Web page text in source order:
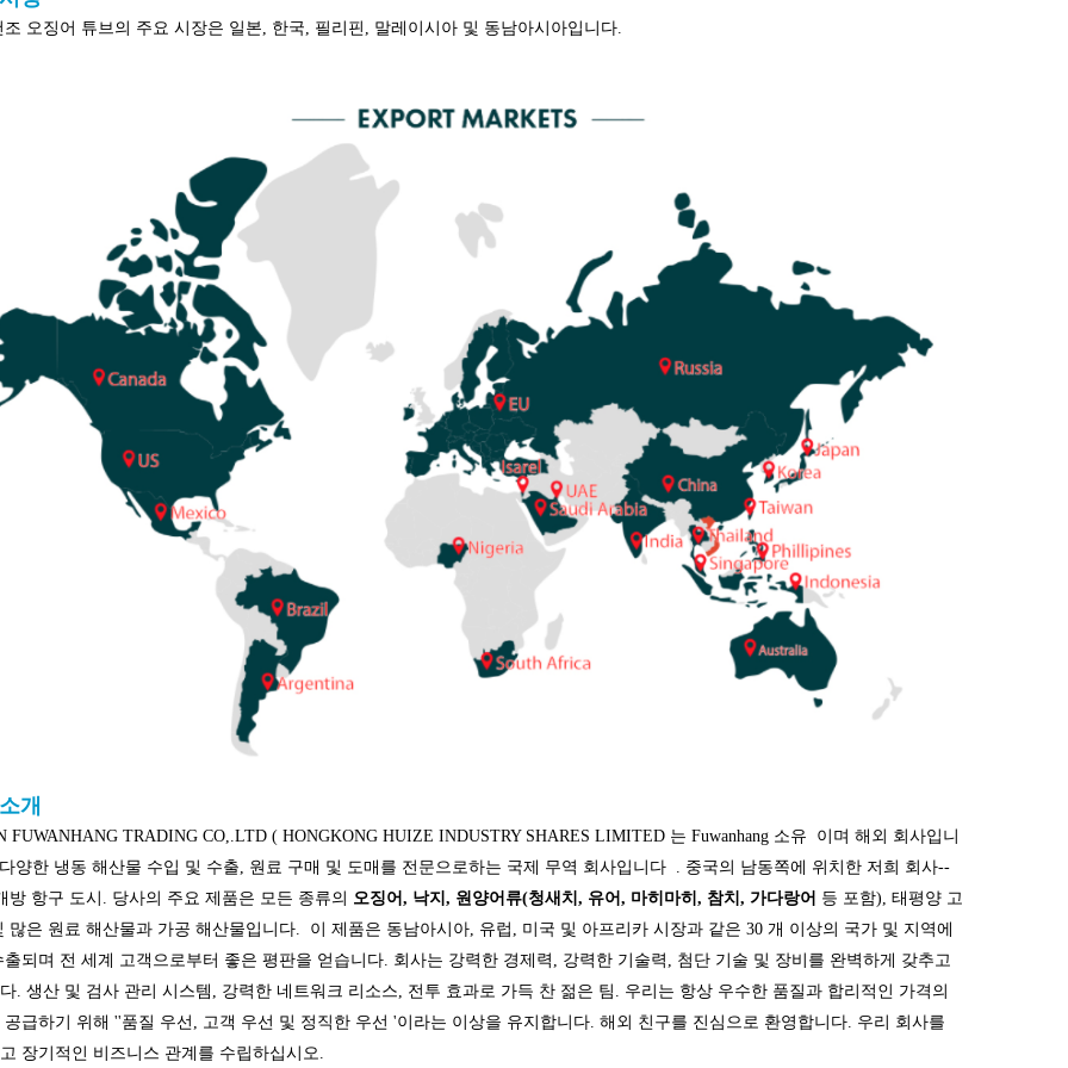
조 오징어 튜브의 주요 시장은 일본, 한국, 필리핀, 말레이시아 및 동남아시아입니다.
개
FUWANHANG TRADING CO,.LTD (HONGKONG HUIZE INDUSTRY SHARES LIMITED 는 Fuwanhang 소유
이며 해외 회사입니
양한 냉동 해산물 수입 및 수출, 원료 구매 및 도매를 전문으로하는 국제 무역 회사입니다 . 중국의 남동쪽에 위치한 저희 회사--
방 항구 도시. 당사의 주요 제품은 모든 종류의 오징어, 낙지, 원양어류(청새치, 유어, 마히마히, 참치, 가다랑어 등 포함), 태평양 고
많은 원료 해산물과 가공 해산물입니다.
이 제품은 동남아시아, 유럽, 미국 및 아프리카 시장과 같은 30 개 이상의 국가 및 지역에
출되며 전 세계 고객으로부터 좋은 평판을 얻습니다. 회사는 강력한 경제력, 강력한 기술력, 첨단 기술 및 장비를 완벽하게 갖추고
. 생산 및 검사 관리 시스템, 강력한 네트워크 리소스, 전투 효과로 가득 찬 젊은 팀. 우리는 항상 우수한 품질과 합리적인 가격의
공급하기 위해 ''품질 우선, 고객 우선 및 정직한 우선 '이라는 이상을 유지합니다. 해외 친구를 진심으로 환영합니다. 우리 회사를
장기적인 비즈니스 관계를 수립하십시오.